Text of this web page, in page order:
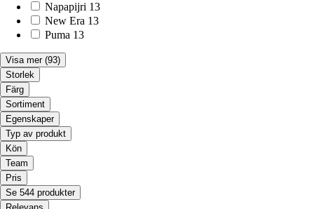
Napapijri 13
New Era 13
Puma 13
Visa mer (93)
Storlek
Färg
Sortiment
Egenskaper
Typ av produkt
Kön
Team
Pris
Se 544 produkter